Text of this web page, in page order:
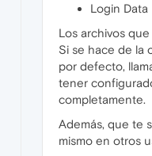
Login Data
Los archivos
Si se hace de la
por defecto,
tener
completamente.
Además, que te
mismo en otros